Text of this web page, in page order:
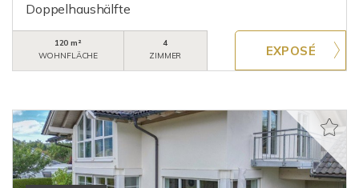
Doppelhaushälfte
120 m²
WOHNFLÄCHE
4
ZIMMER